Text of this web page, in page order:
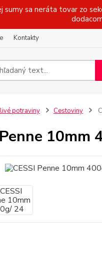
sa neráta tovar zo
Kontakty
potraviny Cestoviny
10mm